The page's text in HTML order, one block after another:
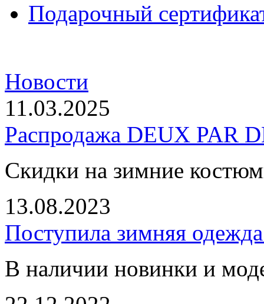
Подарочный
Новости
11.03.2025
Распродажа DEUX PAR
Скидки на зимние
13.08.2023
Поступила зимняя
В наличии новинки и